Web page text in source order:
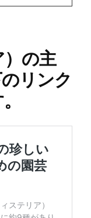
の主
リンク